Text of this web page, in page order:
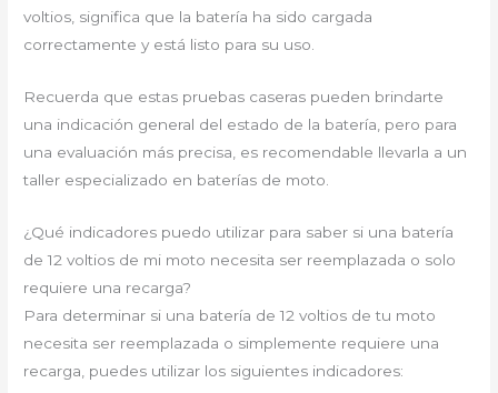
voltios, significa que la batería ha sido cargada
correctamente y está listo para su uso.
Recuerda que estas pruebas caseras pueden brindarte
una indicación general del estado de la batería, pero para
una evaluación más precisa, es recomendable llevarla a un
taller especializado en baterías de moto.
¿Qué indicadores puedo utilizar para saber si una batería
de 12 voltios de mi moto necesita ser reemplazada o solo
requiere una recarga?
Para determinar si una batería de 12 voltios de tu moto
necesita ser reemplazada o simplemente requiere una
recarga, puedes utilizar los siguientes indicadores: